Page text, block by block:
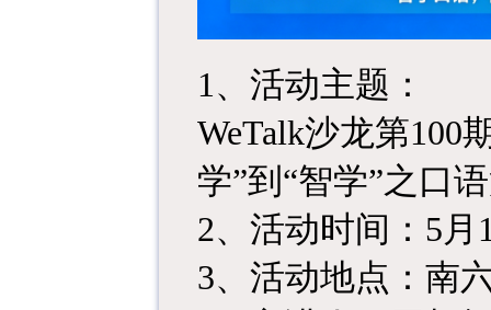
1、活动主题：
WeTalk沙龙第100
学”到“智学”之口
2、 活动时间： 5月
3、 活动地点：南